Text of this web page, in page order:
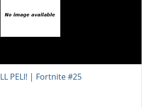
PELI! | Fortnite #25